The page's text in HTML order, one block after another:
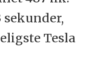
sekunder,
Tesla